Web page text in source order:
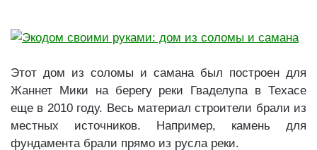
Этот дом из соломы и самана был построен для
Жаннет Мики на берегу реки Гваделупа в Техасе
еще в 2010 году. Весь материал строители брали из
местных источников. Например, камень для
фундамента брали прямо из русла реки.